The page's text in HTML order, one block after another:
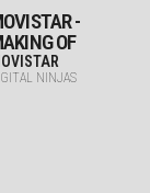
-
OF
NINJAS